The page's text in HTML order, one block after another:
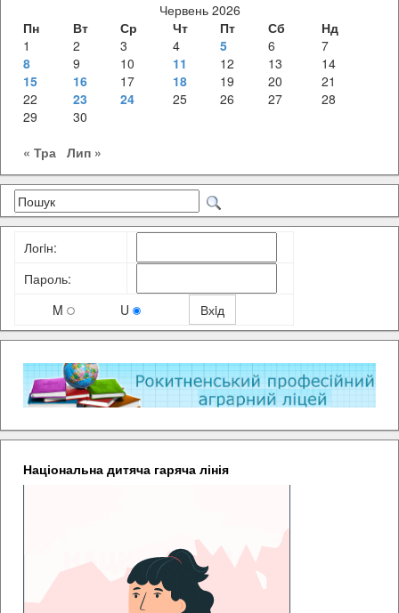
Червень 2026
Пн
Вт Ср Чт Пт Сб
Нд
1
2 3 4 5 6
7
8
9 10 11 12 13
14
15
16 17 18 19 20
21
22
23 24 25 26 27
28
29
30
« Тра Лип »
Логiн:
Пароль:
M
U
Національна дитяча гаряча лінія